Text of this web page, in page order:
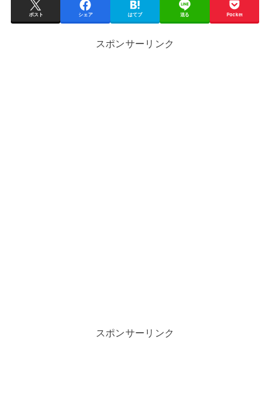
ポスト シェア はてブ 送る Pocket
スポンサーリンク
スポンサーリンク